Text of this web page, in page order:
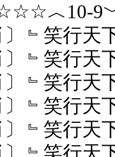
﹄笑行天
﹄笑行天
﹄笑行天
﹄笑行天
﹄笑行天